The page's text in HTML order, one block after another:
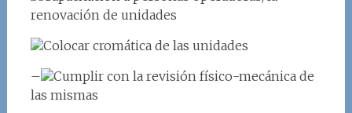
renovación de unidades
Colocar cromática de las unidades
–
Cumplir con la revisión físico-mecánica de
las mismas